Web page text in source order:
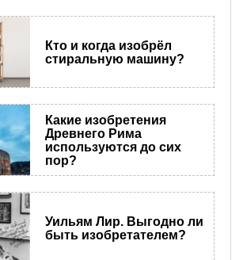
Кто и когда изобрёл
стиральную машину?
Какие изобретения
Древнего Рима
используются до сих
пор?
Уильям Лир. Выгодно ли
быть изобретателем?